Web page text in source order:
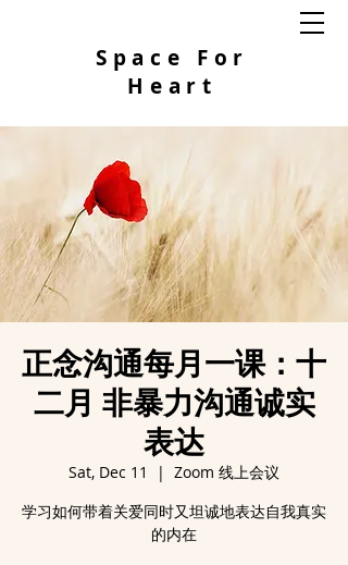
Space For
Heart
正念沟通每月一课：十
二月 非暴力沟通诚实
表达
Sat, Dec 11
  |
Zoom 线上会议
学习如何带着关爱同时又坦诚地表达自我真实
的内在